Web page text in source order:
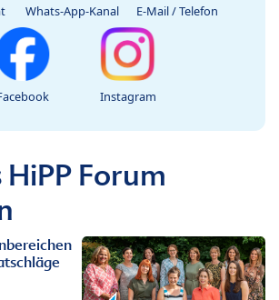
Whats-App-Kanal E-Mail / Telefon
Instagram
Forum